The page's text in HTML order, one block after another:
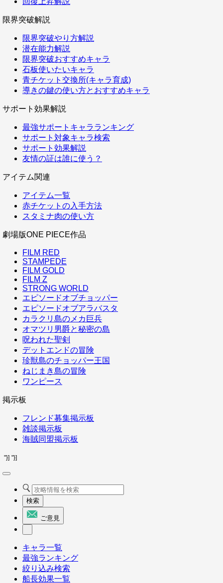
限界突破解説
限界突破やり方解説
潜在能力解説
限界突破おすすめキャラ
石板使いたいキャラ
青チケット交換所(キャラ育成)
導きの鍵の使い方とおすすめキャラ
サポート効果解説
最強サポートキャラランキング
サポート対象キャラ検索
サポート効果解説
友情の証は誰に使う？
アイテム関連
アイテム一覧
赤チケットの入手方法
スタミナ肉の使い方
劇場版ONE PIECE作品
FILM RED
STAMPEDE
FILM GOLD
FILM Z
STRONG WORLD
エピソードオブチョッパー
エピソードオブアラバスタ
カラクリ島のメカ巨兵
オマツリ男爵と秘密の島
呪われた聖剣
デットエンドの冒険
珍獣島のチョッパー王国
ねじまき島の冒険
ワンピース
掲示板
フレンド募集掲示板
雑談掲示板
海賊同盟掲示板
"}] "}]
検索
ご意見
キャラ一覧
最強ランキング
絞り込み検索
船長効果一覧